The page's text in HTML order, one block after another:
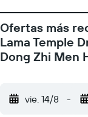
de Ciudad
hotel y estarás a 4,9
km de Sanlitun.
Nanluoguxiang
minima de
Ofertas más
Lama Temple
Dong Zhi Men
vie. 14/8 -